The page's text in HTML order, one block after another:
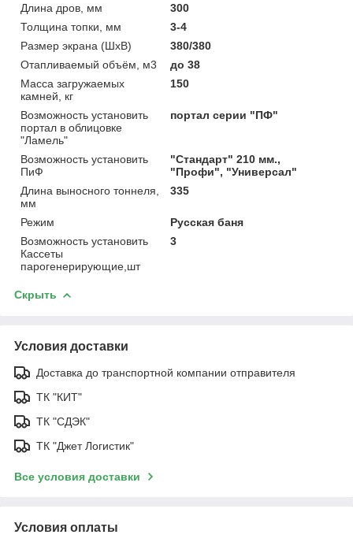
Длина дров, мм
300
Толщина топки, мм
3-4
Размер экрана (ШхВ)
380/380
Отапливаемый объём, м3
до 38
Масса загружаемых
камней, кг
150
Возможность установить
портал в облицовке
"Ламель"
портал серии "ПФ"
Возможность установить
ПиФ
"Стандарт" 210 мм.,
"Профи", "Универсал"
Длина выносного тоннеля,
мм
335
Режим
Русская баня
Возможность установить
Кассеты
парогенерирующие,шт
3
Скрыть
Условия доставки
Доставка до транспортной компании отправителя
ТК "КИТ"
ТК "СДЭК"
ТК "Джет Логистик"
Все условия доставки
Условия оплаты